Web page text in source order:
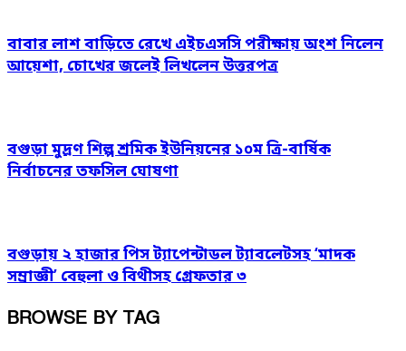
বাবার লাশ বাড়িতে রেখে এইচএসসি পরীক্ষায় অংশ নিলেন
আয়েশা, চোখের জলেই লিখলেন উত্তরপত্র
বগুড়া মুদ্রণ শিল্প শ্রমিক ইউনিয়নের ১০ম ত্রি-বার্ষিক
নির্বাচনের তফসিল ঘোষণা
বগুড়ায় ২ হাজার পিস ট্যাপেন্টাডল ট্যাবলেটসহ ‘মাদক
সম্রাজ্ঞী’ বেহুলা ও বিথীসহ গ্রেফতার ৩
BROWSE BY TAG